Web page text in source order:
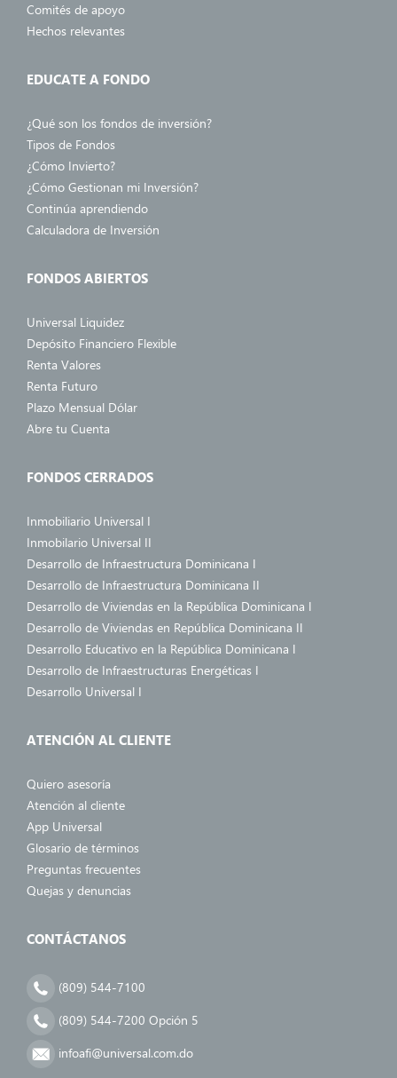
Comités de apoyo
Hechos relevantes
EDUCATE A FONDO
¿Qué son los fondos de inversión?
Tipos de Fondos
¿Cómo Invierto?
¿Cómo Gestionan mi Inversión?
Continúa aprendiendo
Calculadora de Inversión
FONDOS ABIERTOS
Universal Liquidez
Depósito Financiero Flexible
Renta Valores
Renta Futuro
Plazo Mensual Dólar
Abre tu Cuenta
FONDOS CERRADOS
Inmobiliario Universal I
Inmobilario Universal II
Desarrollo de Infraestructura Dominicana I
Desarrollo de Infraestructura Dominicana II
Desarrollo de Viviendas en la República Dominicana I
Desarrollo de Viviendas en República Dominicana II
Desarrollo Educativo en la República Dominicana I
Desarrollo de Infraestructuras Energéticas I
Desarrollo Universal I
ATENCIÓN AL CLIENTE
Quiero asesoría
Atención al cliente
App Universal
Glosario de términos
Preguntas frecuentes
Quejas y denuncias
CONTÁCTANOS
(809) 544-7100
(809) 544-7200 Opción 5
infoafi@universal.com.do